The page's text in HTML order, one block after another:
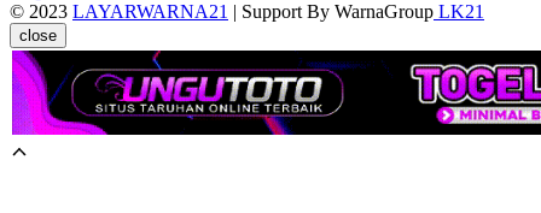
© 2023 LAYARWARNA21 | Support By WarnaGroup LK21
close